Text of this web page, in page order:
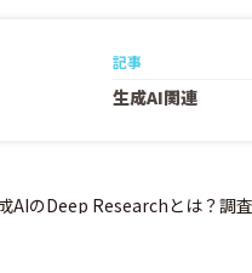
記事
生成AI関連
AIのDeep Researchとは？調